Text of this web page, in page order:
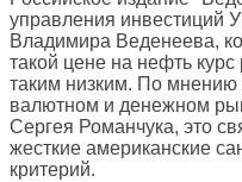
управления инвестиций
Владимира Веденеева,
такой цене на нефть
таким низким. По мнению
валютном и денежном
Сергея Романчука, это
жесткие американские
критерий.